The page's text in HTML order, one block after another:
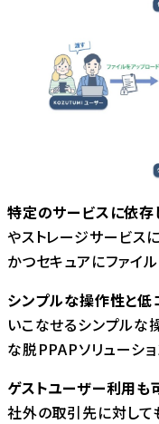
特定のサービスに依
やストレージサービス
かつセキュアにファイル
シンプルな操作性と低
いこなせるシンプルな
な脱PPAPソリューシ
ゲストユーザー利用も
社外の取引先に対して